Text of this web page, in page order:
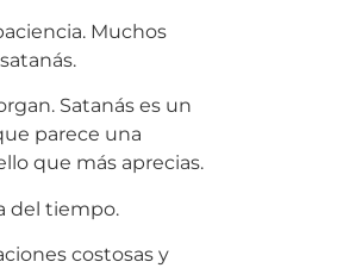
Muchos
Satanás es un
parece una
que más aprecias.
del tiempo.
costosas y